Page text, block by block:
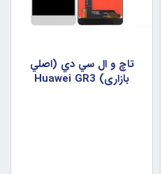
تاچ و ال سي دي (اصلي
بازاري) Huawei GR3